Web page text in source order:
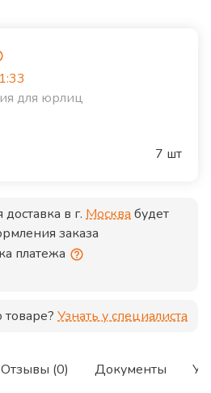
для юрлиц
7 шт
в г. Москвабудет
заказа
платежа
Узнать у специалиста
Отзывы (0) Документы